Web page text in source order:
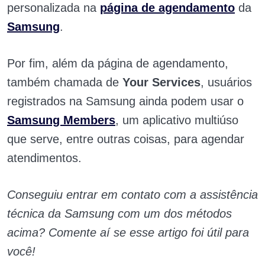
personalizada na página de agendamento da
Samsung.
Por fim, além da página de agendamento,
também chamada de Your Services, usuários
registrados na Samsung ainda podem usar o
Samsung Members, um aplicativo multiúso
que serve, entre outras coisas, para agendar
atendimentos.
Conseguiu entrar em contato com a assistência
técnica da Samsung com um dos métodos
acima? Comente aí se esse artigo foi útil para
você!